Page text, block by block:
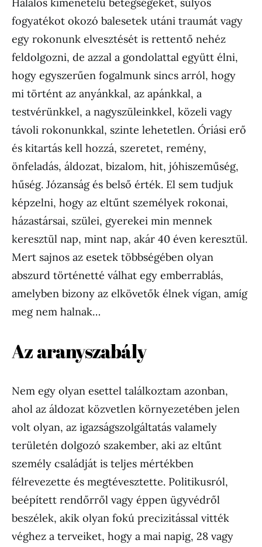
fogyatékot okozó balesetek utáni traumát vagy
egy rokonunk elvesztését is rettentő nehéz
feldolgozni, de azzal a gondolattal együtt élni,
hogy egyszerűen fogalmunk sincs arról, hogy
mi történt az anyánkkal, az apánkkal, a
testvérünkkel, a nagyszüleinkkel, közeli vagy
távoli rokonunkkal, szinte lehetetlen. Óriási erő
és kitartás kell hozzá, szeretet, remény,
önfeladás, áldozat, bizalom, hit, jóhiszeműség,
hűség. Józanság és belső érték. El sem tudjuk
képzelni, hogy az eltűnt személyek rokonai,
házastársai, szülei, gyerekei min mennek
keresztül nap, mint nap, akár 40 éven keresztül.
Mert sajnos az esetek többségében olyan
abszurd történetté válhat egy emberrablás,
amelyben bizony az elkövetők élnek vígan, amíg
meg nem halnak…
Az aranyszabály
Nem egy olyan esettel találkoztam azonban,
ahol az áldozat közvetlen környezetében jelen
volt olyan, az igazságszolgáltatás valamely
területén dolgozó szakember, aki az eltűnt
személy családját is teljes mértékben
félrevezette és megtévesztette. Politikusról,
beépített rendőrről vagy éppen ügyvédről
beszélek, akik olyan fokú precizitással vitték
véghez a terveiket, hogy a mai napig, 28 vagy